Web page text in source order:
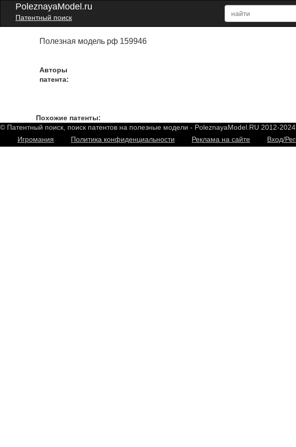
PoleznayaModel.ru
Патентный поиск
Полезная модель рф 159946
Авторы
патента:
Похожие патенты:
© Патентный поиск, поиск патентов на полезные модели - PoleznayaModel.RU 2012-2024
Игромания
Политика конфиденциальности Реклама на сайте Вход/